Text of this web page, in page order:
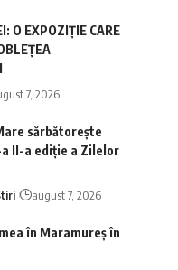
O EXPOZIȚIE CARE
7, 2026
sărbătorește
II-a ediție a Zilelor
august 7, 2026
în Maramureș în